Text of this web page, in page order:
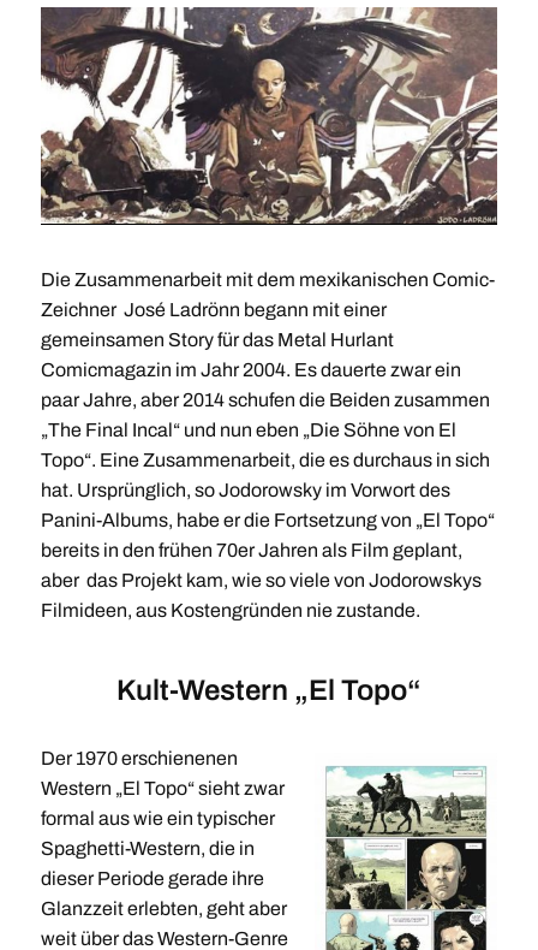
Die Zusammenarbeit mit dem mexikanischen Comic-
Zeichner José Ladrönn begann mit einer
gemeinsamen Story für das Metal Hurlant
Comicmagazin im Jahr 2004. Es dauerte zwar ein
paar Jahre, aber 2014 schufen die Beiden zusammen
„The Final Incal“ und nun eben „Die Söhne von El
Topo“. Eine Zusammenarbeit, die es durchaus in sich
hat. Ursprünglich, so Jodorowsky im Vorwort des
Panini-Albums, habe er die Fortsetzung von „El Topo“
bereits in den frühen 70er Jahren als Film geplant,
aber das Projekt kam, wie so viele von Jodorowskys
Filmideen, aus Kostengründen nie zustande.
Kult-Western „El Topo“
Der 1970 erschienenen
Western „El Topo“ sieht zwar
formal aus wie ein typischer
Spaghetti-Western, die in
dieser Periode gerade ihre
Glanzzeit erlebten, geht aber
weit über das Western-Genre